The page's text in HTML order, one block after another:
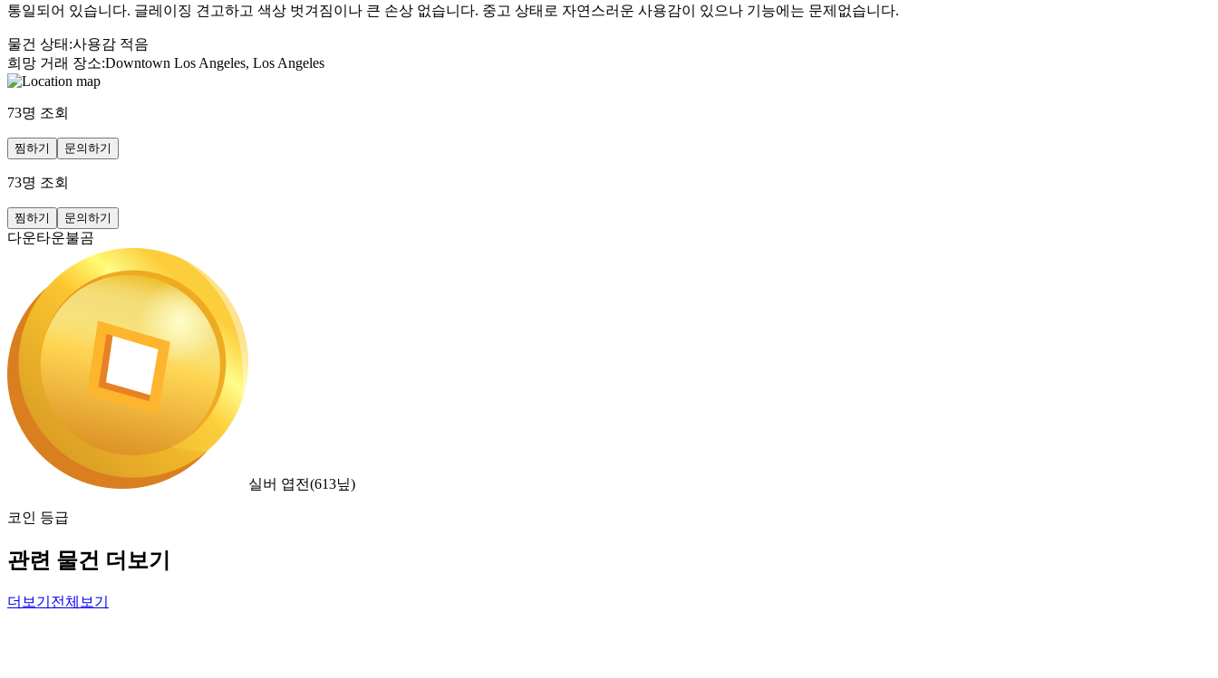
통일되어 있습니다. 글레이징 견고하고 색상 벗겨짐이나 큰 손상 없습니다. 중고 상태로 자연스러운 사용감이 있으나 기능에는 문제없습니다.
물건 상태 :사용감 적음
희망 거래 장소:Downtown Los Angeles, Los Angeles
73명 조회
찜하기 문의하기
73명 조회
찜하기 문의하기
다운타운불곰
실버 엽전(613닢)
코인 등급
관련 물건 더보기
더보기 전체보기